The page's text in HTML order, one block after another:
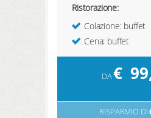
Ristorazione:
Colazione: buffet
Cena: buffet
DA€
RISPARMIO DI